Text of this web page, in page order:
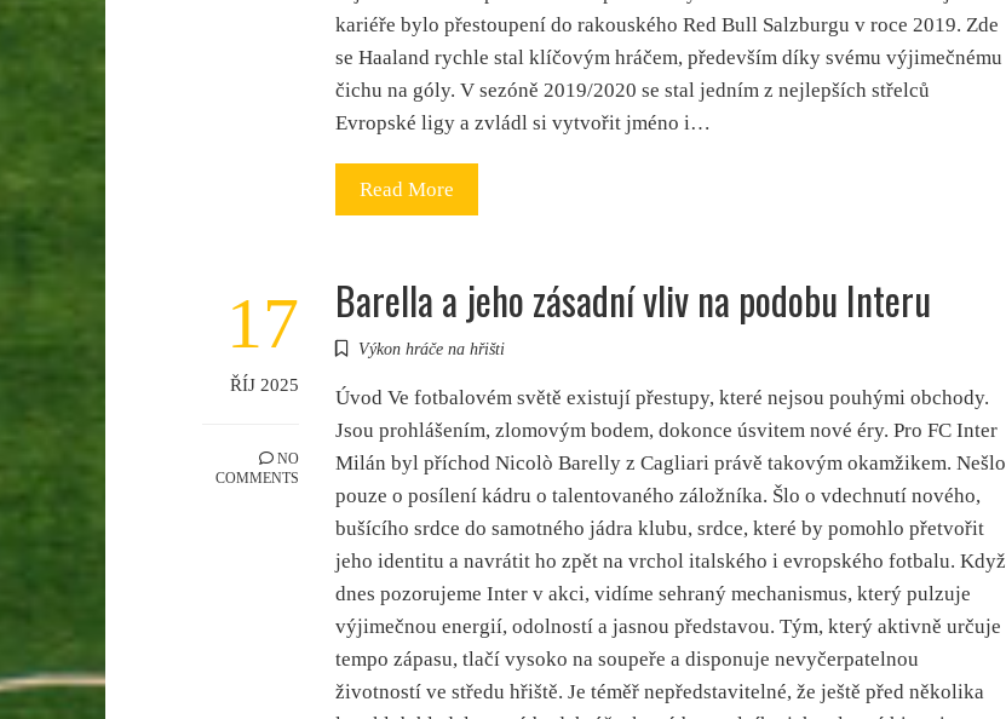
kariéře bylo přestoupení do rakouského Red Bull Salzburgu v roce 2019. Zde
se Haaland rychle stal klíčovým hráčem, především díky svému výjimečnému
čichu na góly. V sezóně 2019/2020 se stal jedním z nejlepších střelců
Evropské ligy a zvládl si vytvořit jméno i…
Read More
17
ŘÍJ 2025
NO
COMMENTS
Barella a jeho zásadní vliv na podobu Interu
Výkon hráče na hřišti
Úvod Ve fotbalovém světě existují přestupy, které nejsou pouhými obchody.
Jsou prohlášením, zlomovým bodem, dokonce úsvitem nové éry. Pro FC Inter
Milán byl příchod Nicolò Barelly z Cagliari právě takovým okamžikem. Nešlo
pouze o posílení kádru o talentovaného záložníka. Šlo o vdechnutí nového,
bušícího srdce do samotného jádra klubu, srdce, které by pomohlo přetvořit
jeho identitu a navrátit ho zpět na vrchol italského i evropského fotbalu. Když
dnes pozorujeme Inter v akci, vidíme sehraný mechanismus, který pulzuje
výjimečnou energií, odolností a jasnou představou. Tým, který aktivně určuje
tempo zápasu, tlačí vysoko na soupeře a disponuje nevyčerpatelnou
životností ve středu hřiště. Je téměř nepředstavitelné, že ještě před několika